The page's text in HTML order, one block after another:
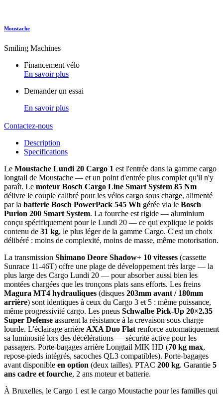
Moustache
Smiling Machines
Financement vélo
En savoir plus
Demander un essai
En savoir plus
Contactez-nous
Description
Specifications
Le Moustache Lundi 20 Cargo 1 est l'entrée dans la gamme cargo
longtail de Moustache — et un point d'entrée plus complet qu'il n'y
paraît. Le moteur Bosch Cargo Line Smart System 85 Nm
délivre le couple calibré pour les vélos cargo sous charge, alimenté
par la batterie Bosch PowerPack 545 Wh gérée via le Bosch
Purion 200 Smart System. La fourche est rigide — aluminium
conçu spécifiquement pour le Lundi 20 — ce qui explique le poids
contenu de 31 kg, le plus léger de la gamme Cargo. C'est un choix
délibéré : moins de complexité, moins de masse, même motorisation.
La transmission Shimano Deore Shadow+ 10 vitesses (cassette
Sunrace 11-46T) offre une plage de développement très large — la
plus large des Cargo Lundi 20 — pour absorber aussi bien les
montées chargées que les tronçons plats sans efforts. Les freins
Magura MT4 hydrauliques (disques 203mm avant / 180mm
arrière) sont identiques à ceux du Cargo 3 et 5 : même puissance,
même progressivité cargo. Les pneus Schwalbe Pick-Up 20×2.35
Super Defense assurent la résistance à la crevaison sous charge
lourde. L'éclairage arrière AXA Duo Flatrenforce automatiquement
sa luminosité lors des décélérations — sécurité active pour les
passagers. Porte-bagages arrière Longtail MIK HD (70 kg max,
repose-pieds intégrés, sacoches QL3 compatibles). Porte-bagages
avant disponible en option (deux tailles). PTAC 200 kg. Garantie 5
ans cadre et fourche, 2 ans moteur et batterie.
À Bruxelles, le Cargo 1 est le cargo Moustache pour les familles qui